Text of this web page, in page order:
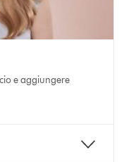
e aggiungere